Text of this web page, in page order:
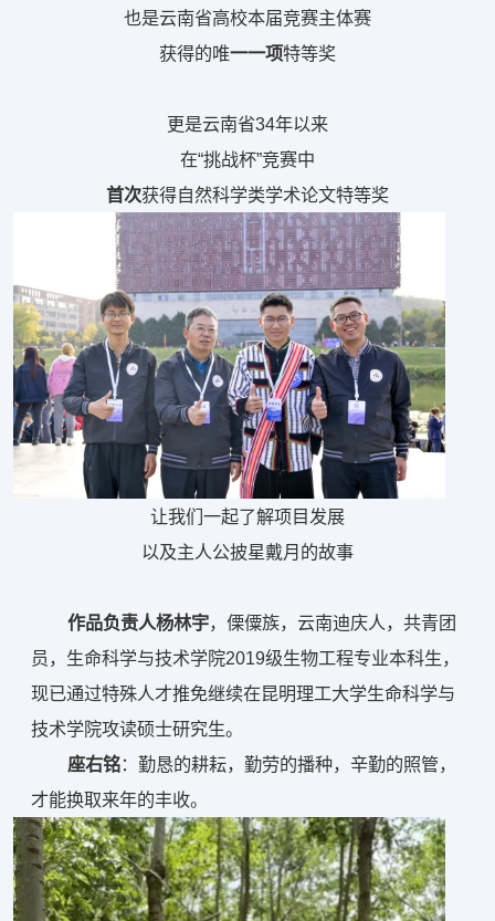
也是云南省高校本届竞赛主体赛
获得的唯一一项特等奖
更是云南省34年以来
在“挑战杯”竞赛中
首次获得自然科学类学术论文特等奖
让我们一起了解项目发展
以及主人公披星戴月的故事
作品负责人杨林宇，傈僳族，云南迪庆人，共青团
员，生命科学与技术学院2019级生物工程专业本科生，
现已通过特殊人才推免继续在昆明理工大学生命科学与
技术学院攻读硕士研究生。
座右铭：勤恳的耕耘，勤劳的播种，辛勤的照管，
才能换取来年的丰收。